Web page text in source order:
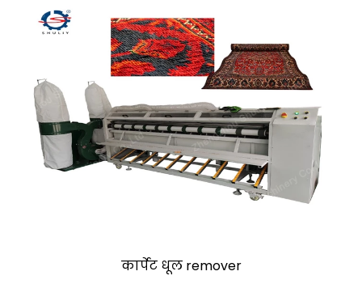
कार्पेट धूल remover